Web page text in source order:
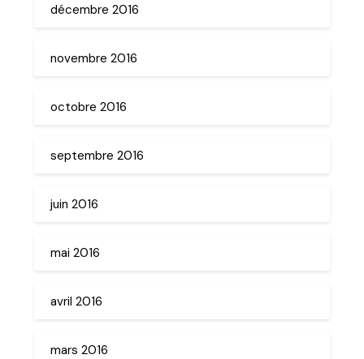
décembre 2016
novembre 2016
octobre 2016
septembre 2016
juin 2016
mai 2016
avril 2016
mars 2016